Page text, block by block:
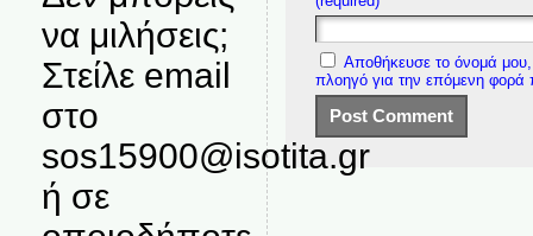
να μιλήσεις;
Στείλε email
στο
sos15900@isotita.gr
ή σε
Αποθήκευσε το όνομά μου,
πλοηγό για την επόμενη